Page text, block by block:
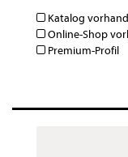
Katalog
Online-Shop
Premium-Profil